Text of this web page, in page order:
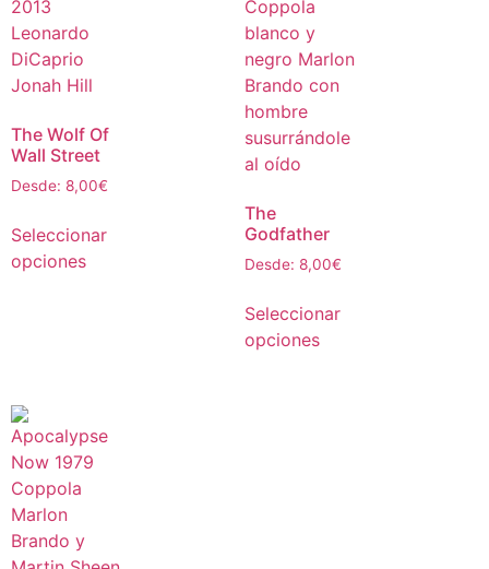
The Wolf Of
Wall Street
Desde: 8,00€
Seleccionar
opciones
The
Godfather
Desde: 8,00€
Seleccionar
opciones